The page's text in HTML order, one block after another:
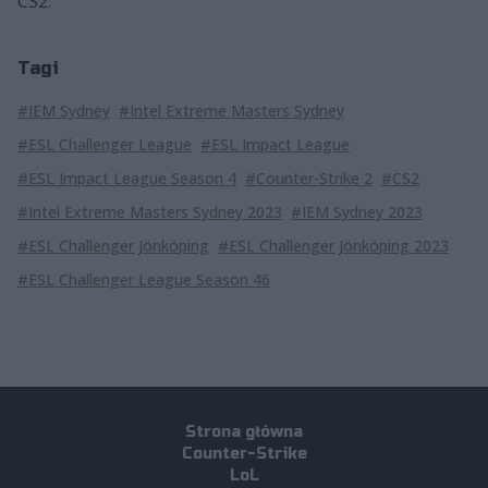
Tagi
#IEM Sydney #Intel Extreme Masters Sydney
#ESL Challenger League #ESL Impact League
#ESL Impact League Season 4 #Counter-Strike 2 #CS2
#Intel Extreme Masters Sydney 2023 #IEM Sydney 2023
#ESL Challenger Jönköping #ESL Challenger Jönköping 2023
#ESL Challenger League Season 46
Strona główna
Counter-Strike
LoL